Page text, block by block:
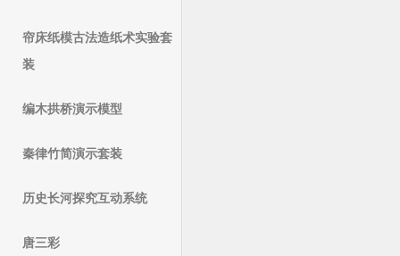
帘床纸模古法造纸术实验套
装
编木拱桥演示模型
秦律竹简演示套装
历史长河探究互动系统
唐三彩